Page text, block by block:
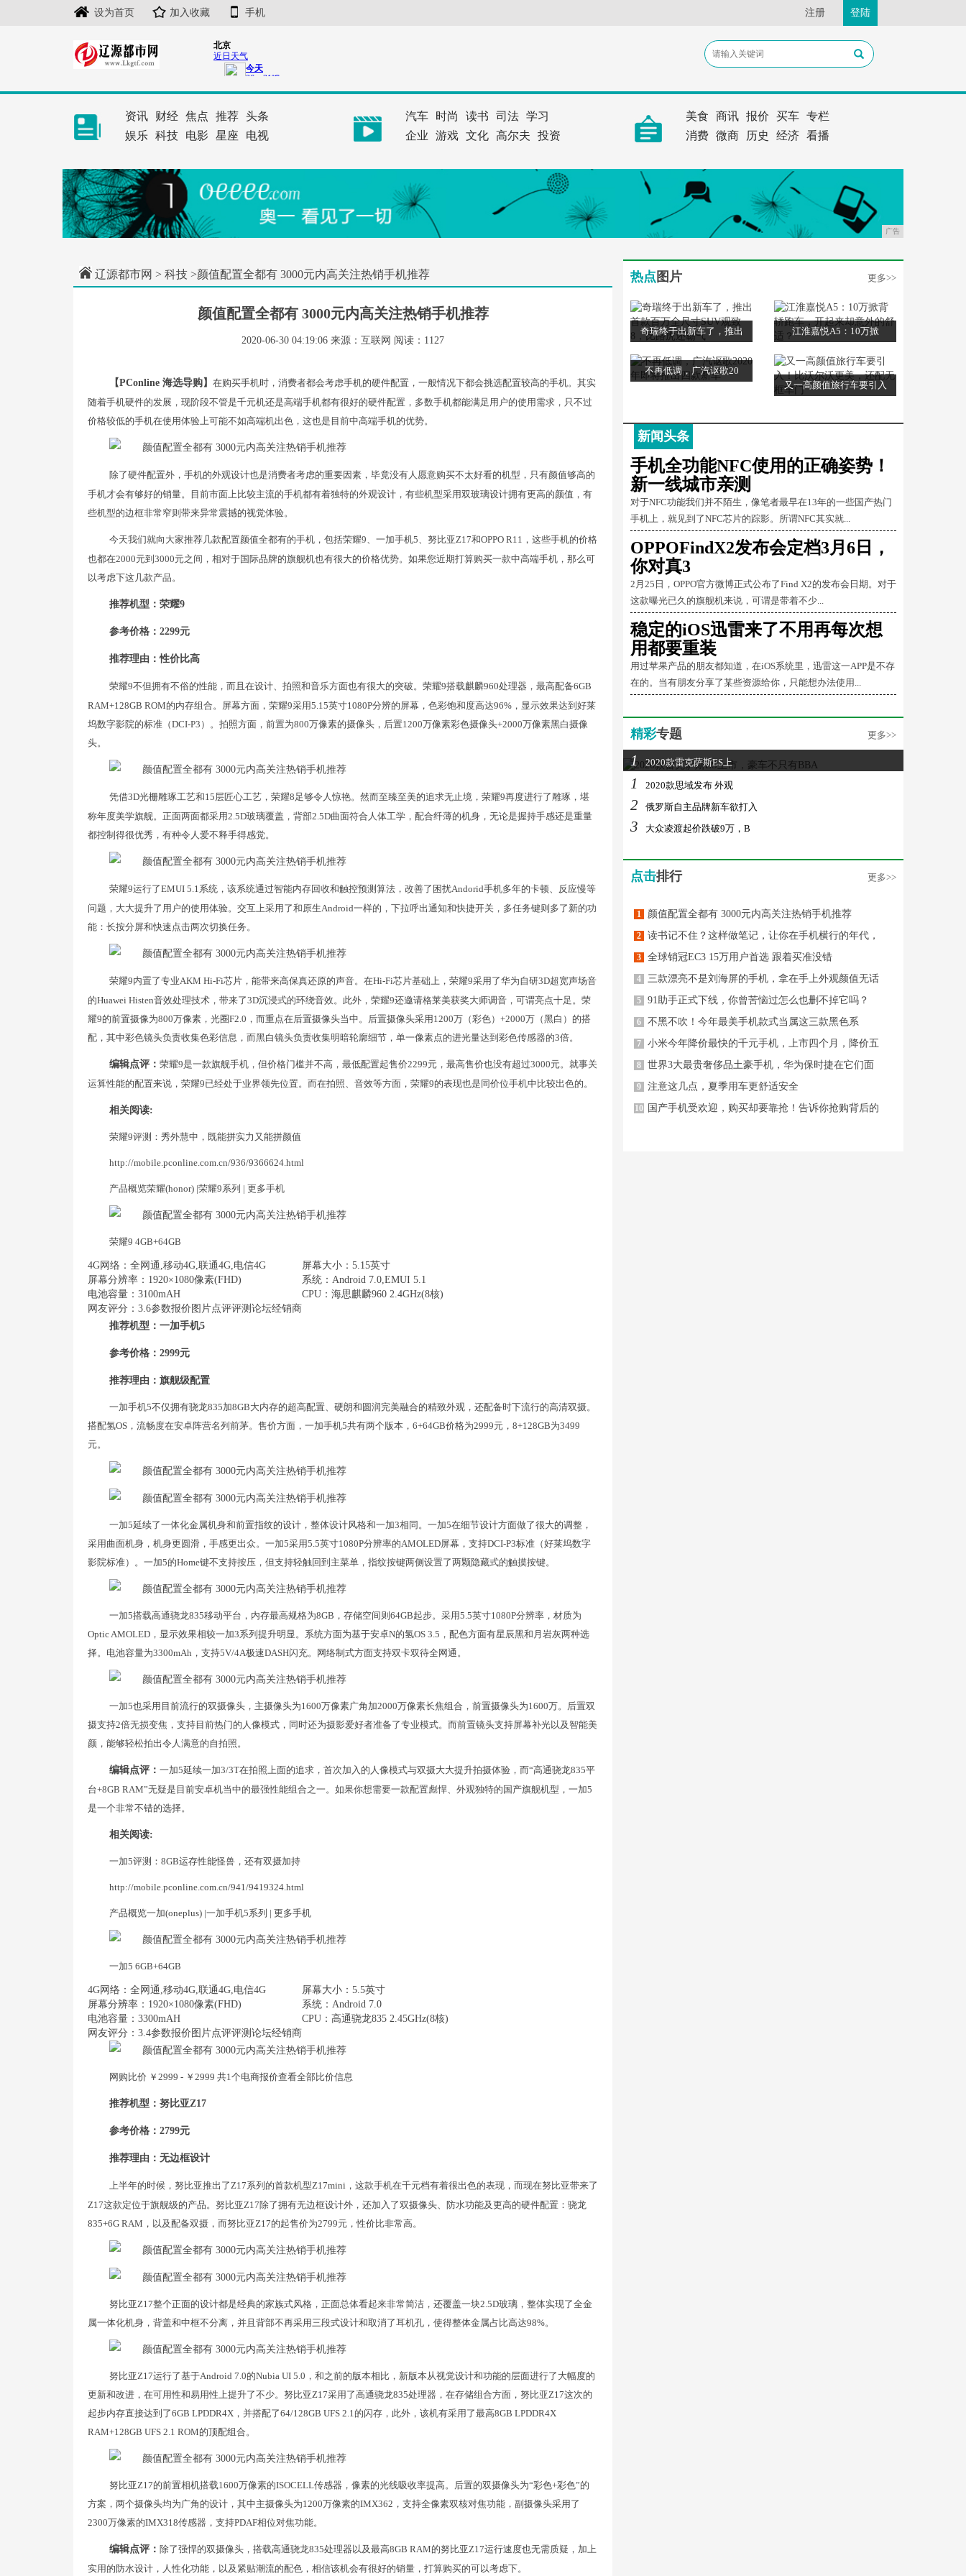
设为首页 加入收藏 手机 注册 登陆
资讯 财经 焦点 推荐 头条
娱乐 科技 电影 星座 电视
汽车 时尚 读书 司法 学习
企业
游戏 文化 高尔夫 投资
美食 商讯 报价 买车 专栏
消费 微商 历史 经济 看播
广告
辽源都市网 > 科技 >颜值配置全都有 3000元内高关注热销手机推荐
颜值配置全都有 3000元内高关注热销手机推荐
2020-06-30 04:19:06 来源：互联网 阅读：1127
【PConline 海选导购】 在购买手机时，消费者都会考虑手机的硬件配置，一般情况下都会挑选配置较高的手机。其实
随着手机硬件的发展，现阶段不管是千元机还是高端手机都有很好的硬件配置，多数手机都能满足用户的使用需求，只不过
价格较低的手机在使用体验上可能不如高端机出色，这也是目前中高端手机的优势。
除了硬件配置外，手机的外观设计也是消费者考虑的重要因素，毕竟没有人愿意购买不太好看的机型，只有颜值够高的
手机才会有够好的销量。目前市面上比较主流的手机都有着独特的外观设计，有些机型采用双玻璃设计拥有更高的颜值，有
些机型的边框非常窄则带来异常震撼的视觉体验。
今天我们就向大家推荐几款配置颜值全都有的手机，包括荣耀9、一加手机5、努比亚Z17和OPPO R11，这些手机的价格
也都在2000元到3000元之间，相对于国际品牌的旗舰机也有很大的价格优势。如果您近期打算购买一款中高端手机，那么可
以考虑下这几款产品。
推荐机型：荣耀9
参考价格：2299元
推荐理由：性价比高
荣耀9不但拥有不俗的性能，而且在设计、拍照和音乐方面也有很大的突破。荣耀9搭载麒麟960处理器，最高配备6GB
RAM+128GB ROM的内存组合。屏幕方面，荣耀9采用5.15英寸1080P分辨的屏幕，色彩饱和度高达96%，显示效果达到好莱
坞数字影院的标准（DCI-P3）。拍照方面，前置为800万像素的摄像头，后置1200万像素彩色摄像头+2000万像素黑白摄像
头。
凭借3D光栅雕琢工艺和15层匠心工艺，荣耀8足够令人惊艳。然而至臻至美的追求无止境，荣耀9再度进行了雕琢，堪
称年度美学旗舰。正面两面都采用2.5D玻璃覆盖，背部2.5D曲面符合人体工学，配合纤薄的机身，无论是握持手感还是重量
都控制得很优秀，有种令人爱不释手得感觉。
荣耀9运行了EMUI 5.1系统，该系统通过智能内存回收和触控预测算法，改善了困扰Andorid手机多年的卡顿、反应慢等
问题，大大提升了用户的使用体验。交互上采用了和原生Android一样的，下拉呼出通知和快捷开关，多任务键则多了新的功
能：长按分屏和快速点击两次切换任务。
荣耀9内置了专业AKM Hi-Fi芯片，能带来高保真还原的声音。在Hi-Fi芯片基础上，荣耀9采用了华为自研3D超宽声场音
的Huawei Histen音效处理技术，带来了3D沉浸式的环绕音效。此外，荣耀9还邀请格莱美获奖大师调音，可谓亮点十足。荣
耀9的前置摄像为800万像素，光圈F2.0，而重点在后置摄像头当中。后置摄像头采用1200万（彩色）+2000万（黑白）的搭
配，其中彩色镜头负责收集色彩信息，而黑白镜头负责收集明暗轮廓细节，单一像素点的进光量达到彩色传感器的3倍。
编辑点评： 荣耀9是一款旗舰手机，但价格门槛并不高，最低配置起售价2299元，最高售价也没有超过3000元。就事关
运算性能的配置来说，荣耀9已经处于业界领先位置。而在拍照、音效等方面，荣耀9的表现也是同价位手机中比较出色的。
相关阅读:
荣耀9评测：秀外慧中，既能拼实力又能拼颜值
http://mobile.pconline.com.cn/936/9366624.html
产品概览荣耀(honor) |荣耀9系列 | 更多手机
荣耀9 4GB+64GB
4G网络：全网通,移动4G,联通4G,电信4G
屏幕大小：5.15英寸
屏幕分辨率：1920×1080像素(FHD)
系统：Android 7.0,EMUI 5.1
电池容量：3100mAH
CPU：海思麒麟960 2.4GHz(8核)
网友评分：3.6参数报价图片点评评测论坛经销商
推荐机型：一加手机5
参考价格：2999元
推荐理由：旗舰级配置
一加手机5不仅拥有骁龙835加8GB大内存的超高配置、硬朗和圆润完美融合的精致外观，还配备时下流行的高清双摄。
搭配氢OS，流畅度在安卓阵营名列前茅。售价方面，一加手机5共有两个版本，6+64GB价格为2999元，8+128GB为3499
元。
一加5延续了一体化金属机身和前置指纹的设计，整体设计风格和一加3相同。一加5在细节设计方面做了很大的调整，
采用曲面机身，机身更圆滑，手感更出众。一加5采用5.5英寸1080P分辨率的AMOLED屏幕，支持DCI-P3标准（好莱坞数字
影院标准）。一加5的Home键不支持按压，但支持轻触回到主菜单，指纹按键两侧设置了两颗隐藏式的触摸按键。
一加5搭载高通骁龙835移动平台，内存最高规格为8GB，存储空间则64GB起步。采用5.5英寸1080P分辨率，材质为
Optic AMOLED，显示效果相较一加3系列提升明显。系统方面为基于安卓N的氢OS 3.5，配色方面有星辰黑和月岩灰两种选
择。电池容量为3300mAh，支持5V/4A极速DASH闪充。网络制式方面支持双卡双待全网通。
一加5也采用目前流行的双摄像头，主摄像头为1600万像素广角加2000万像素长焦组合，前置摄像头为1600万。后置双
摄支持2倍无损变焦，支持目前热门的人像模式，同时还为摄影爱好者准备了专业模式。而前置镜头支持屏幕补光以及智能美
颜，能够轻松拍出令人满意的自拍照。
编辑点评： 一加5延续一加3/3T在拍照上面的追求，首次加入的人像模式与双摄大大提升拍摄体验，而“高通骁龙835平
台+8GB RAM”无疑是目前安卓机当中的最强性能组合之一。如果你想需要一款配置彪悍、外观独特的国产旗舰机型，一加5
是一个非常不错的选择。
相关阅读:
一加5评测：8GB运存性能怪兽，还有双摄加持
http://mobile.pconline.com.cn/941/9419324.html
产品概览一加(oneplus) |一加手机5系列 | 更多手机
一加5 6GB+64GB
4G网络：全网通,移动4G,联通4G,电信4G
屏幕大小：5.5英寸
屏幕分辨率：1920×1080像素(FHD)
系统：Android 7.0
电池容量：3300mAH
CPU：高通骁龙835 2.45GHz(8核)
网友评分：3.4参数报价图片点评评测论坛经销商
网购比价 ￥2999 - ￥2999 共1个电商报价查看全部比价信息
推荐机型：努比亚Z17
参考价格：2799元
推荐理由：无边框设计
上半年的时候，努比亚推出了Z17系列的首款机型Z17mini，这款手机在千元档有着很出色的表现，而现在努比亚带来了
Z17这款定位于旗舰级的产品。努比亚Z17除了拥有无边框设计外，还加入了双摄像头、防水功能及更高的硬件配置：骁龙
835+6G RAM，以及配备双摄，而努比亚Z17的起售价为2799元，性价比非常高。
努比亚Z17整个正面的设计都是经典的家族式风格，正面总体看起来非常简洁，还覆盖一块2.5D玻璃，整体实现了全金
属一体化机身，背盖和中框不分离，并且背部不再采用三段式设计和取消了耳机孔，使得整体金属占比高达98%。
努比亚Z17运行了基于Android 7.0的Nubia UI 5.0，和之前的版本相比，新版本从视觉设计和功能的层面进行了大幅度的
更新和改进，在可用性和易用性上提升了不少。努比亚Z17采用了高通骁龙835处理器，在存储组合方面，努比亚Z17这次的
起步内存直接达到了6GB LPDDR4X，并搭配了64/128GB UFS 2.1的闪存，此外，该机有采用了最高8GB LPDDR4X
RAM+128GB UFS 2.1 ROM的顶配组合。
努比亚Z17的前置相机搭载1600万像素的ISOCELL传感器，像素的光线吸收率提高。后置的双摄像头为“彩色+彩色”的
方案，两个摄像头均为广角的设计，其中主摄像头为1200万像素的IMX362，支持全像素双核对焦功能，副摄像头采用了
2300万像素的IMX318传感器，支持PDAF相位对焦功能。
编辑点评： 除了强悍的双摄像头，搭载高通骁龙835处理器以及最高8GB RAM的努比亚Z17运行速度也无需质疑，加上
实用的防水设计，人性化功能，以及紧贴潮流的配色，相信该机会有很好的销量，打算购买的可以考虑下。
热点 图片 更多>>
奇瑞终于出新车了，推出 江淮嘉悦A5：10万掀
不再低调，广汽讴歌20
又一高颜值旅行车要引入
新闻头条
手机全功能NFC使用的正确姿势！
新一线城市亲测
对于NFC功能我们并不陌生，像笔者最早在13年的一些国产热门
手机上，就见到了NFC芯片的踪影。所谓NFC其实就...
OPPOFindX2发布会定档3月6日，
你对真3
2月25日，OPPO官方微博正式公布了Find X2的发布会日期。对于
这款曝光已久的旗舰机来说，可谓是带着不少...
稳定的iOS迅雷来了不用再每次想
用都要重装
用过苹果产品的朋友都知道，在iOS系统里，迅雷这一APP是不存
在的。当有朋友分享了某些资源给你，只能想办法使用...
精彩专题 更多>>
1 2020款雷克萨斯ES上
1 2020款思域发布 外观
2 俄罗斯自主品牌新车欲打入
3 大众凌渡起价跌破9万，B
点击排行 更多>>
1 颜值配置全都有 3000元内高关注热销手机推荐
2 读书记不住？这样做笔记，让你在手机横行的年代，
3 全球销冠EC3 15万用户首选 跟着买准没错
4 三款漂亮不是刘海屏的手机，拿在手上外观颜值无话
5 91助手正式下线，你曾苦恼过怎么也删不掉它吗？
6 不黑不吹！今年最美手机款式当属这三款黑色系
7 小米今年降价最快的千元手机，上市四个月，降价五
8 世界3大最贵奢侈品土豪手机，华为保时捷在它们面
9 注意这几点，夏季用车更舒适安全
10 国产手机受欢迎，购买却要靠抢！告诉你抢购背后的